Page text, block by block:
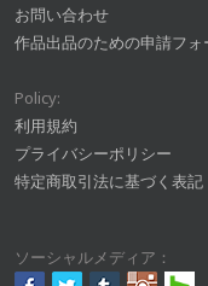
お問い合わせ
作品出品のための申請フォ
Policy:
利用規約
プライバシーポリシー
特定商取引法に基づく表記
ソーシャルメディア：